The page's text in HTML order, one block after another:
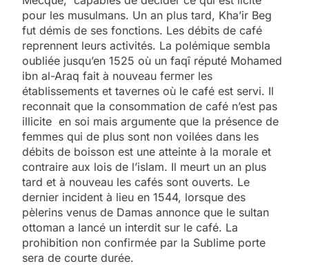
pour les musulmans. Un an plus tard, Kha’ir Beg
fut démis de ses fonctions. Les débits de café
reprennent leurs activités. La polémique sembla
oubliée jusqu’en 1525 où un faqî réputé Mohamed
ibn al-Araq fait à nouveau fermer les
établissements et tavernes où le café est servi. Il
reconnait que la consommation de café n’est pas
illicite en soi mais argumente que la présence de
femmes qui de plus sont non voilées dans les
débits de boisson est une atteinte à la morale et
contraire aux lois de l’islam. Il meurt un an plus
tard et à nouveau les cafés sont ouverts. Le
dernier incident à lieu en 1544, lorsque des
pèlerins venus de Damas annonce que le sultan
ottoman a lancé un interdit sur le café. La
prohibition non confirmée par la Sublime porte
sera de courte durée.